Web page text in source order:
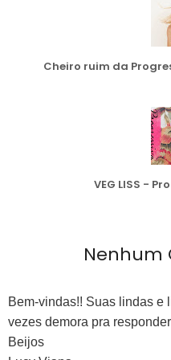
Cheiro ruim da
VEG LISS -
Nenhum
Bem-vindas!! Suas lindas e
vezes demora pra
Beijos